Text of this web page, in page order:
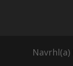
Navrhl(a)